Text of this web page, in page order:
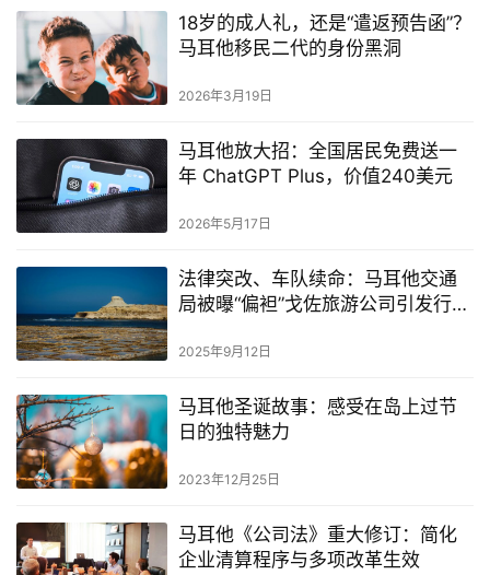
18岁的成人礼，还是“遣返预告函”？
马耳他移民二代的身份黑洞
2026年3月19日
马耳他放大招：全国居民免费送一
年 ChatGPT Plus，价值240美元
2026年5月17日
法律突改、车队续命：马耳他交通
局被曝“偏袒”戈佐旅游公司引发行业
2025年9月12日
马耳他圣诞故事：感受在岛上过节
日的独特魅力
2023年12月25日
马耳他《公司法》重大修订：简化
企业清算程序与多项改革生效